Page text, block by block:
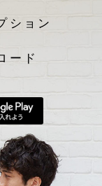
ション
ード
ロード